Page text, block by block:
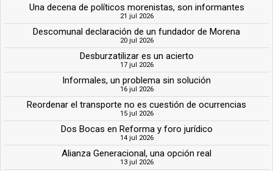
Una decena de políticos morenistas, son informantes
21 jul 2026
Descomunal declaración de un fundador de Morena
20 jul 2026
Desburzatilizar es un acierto
17 jul 2026
Informales, un problema sin solución
16 jul 2026
Reordenar el transporte no es cuestión de ocurrencias
15 jul 2026
Dos Bocas en Reforma y foro jurídico
14 jul 2026
Alianza Generacional, una opción real
13 jul 2026